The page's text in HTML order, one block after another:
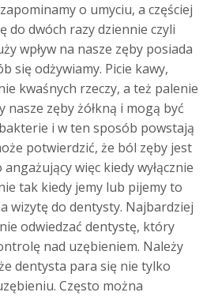
o umyciu, a częściej
do dwóch razy dziennie czyli
wpływ na nasze zęby posiada
się odżywiamy. Picie kawy,
kwaśnych rzeczy, a też palenie
zęby żółkną i mogą być
i w ten sposób powstają
potwierdzić, że ból zęby jest
więc kiedy wyłącznie
tak kiedy jemy lub pijemy to
wizytę do dentysty. Najbardziej
odwiedzać dentystę, który
nad uzębieniem. Należy
dentysta para się nie tylko
Często można